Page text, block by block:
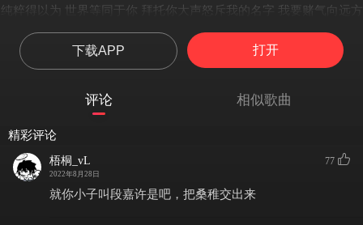
纯粹得以为 世界等同于你 拜托你大声怒斥我的名字 我要赌气向远方
如果没有这些声音 我还搞不清
多远才算是 离开的距离 在死缠烂打的 青春日子里
我习惯在包里藏一瓶百无聊赖 打发人间的白云和苍狗
我庆幸那些难堪正中我的下怀 让我怀疑我的存在
拜托你轻声重着我的名字 我学大人的语气应着 你 庆幸自己没跑太久
还活在弹丸之地
下载APP 打开
评论 相似歌曲
精彩评论
梧桐_vL
2022年8月28日
77
就你小子叫段嘉许是吧，把桑稚交出来